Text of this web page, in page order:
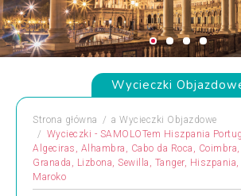
Wycieczki
Strona główna a Wycieczki Objazdowe
Wycieczki - SAMOLOTem Hiszpania
Algeciras, Alhambra, Cabo da Roca,
Granada, Lizbona, Sewilla, Tanger,
Maroko